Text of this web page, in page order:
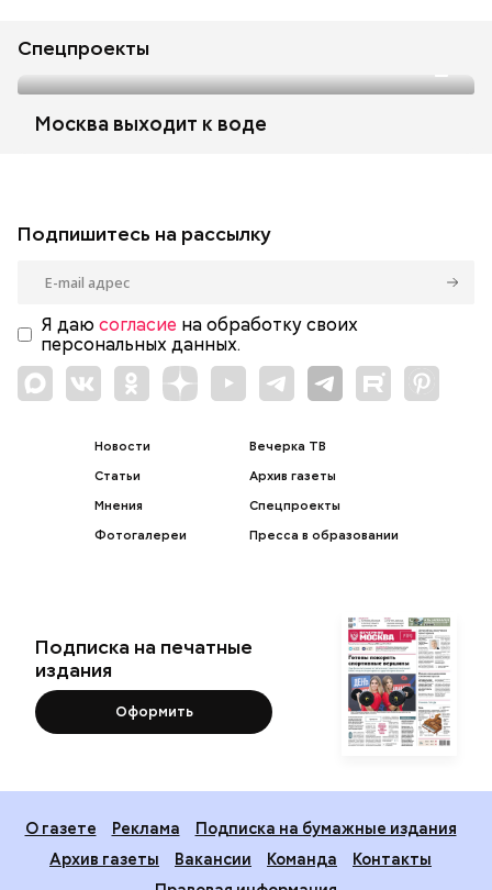
Спецпроекты
Москва выходит к воде
Подпишитесь на рассылку
согласие
на обработку своих
Новости
Архив газеты
Спецпроекты
Подписка на печатные